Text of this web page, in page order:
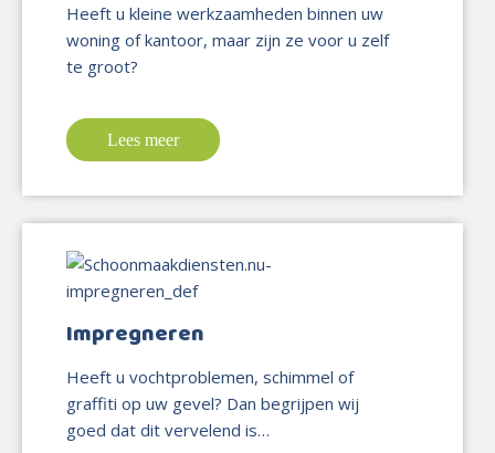
Heeft u kleine werkzaamheden binnen uw
woning of kantoor, maar zijn ze voor u zelf
te groot?
Lees meer
Impregneren
Heeft u vochtproblemen, schimmel of
graffiti op uw gevel? Dan begrijpen wij
goed dat dit vervelend is…